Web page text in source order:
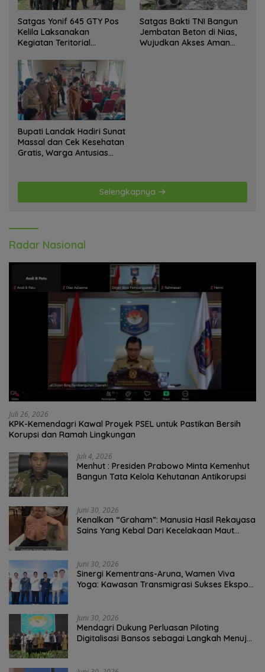
Satgas Yonif 645 GTY Pos
Kelila Laksanakan
Kegiatan Teritorial
Tokoh Adat dan Lurah
Satgas Bakti TNI Bangun
Jembatan Beton di Nias,
Wujudkan Akses Aman
Bupati Landak Hadiri Sunat
Massal dan Cek Kesehatan
Gratis, Warga Antusias
Selengkapnya
Radar Nasional
Juli 26, 2026
KPK-Kemendagri Kawal Proyek PSEL untuk Pastikan Bersih
Korupsi dan Ramah Lingkungan
Juli 4, 2026
Menhut : Presiden Prabowo Minta Kemenhut
Bangun Tata Kelola Kehutanan Antikorupsi
Juni 30, 2026
Kenalkan “Graham”: Manusia Hasil Rekayasa
Sains Yang Kebal Dari Kecelakaan Maut
Juni 30, 2026
Sinergi Kementrans-Aruna, Wamen Viva
Yoga: Kawasan Transmigrasi Sukses Ekspor
Juni 30, 2026
Mendagri Dukung Perluasan Piloting
Digitalisasi Bansos sebagai Langkah Menuju